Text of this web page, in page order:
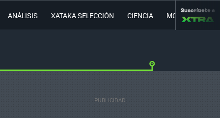
ANÁLISIS XATAKA SELECCIÓN CIENCIA MOVILIDAD
Suscríbete a